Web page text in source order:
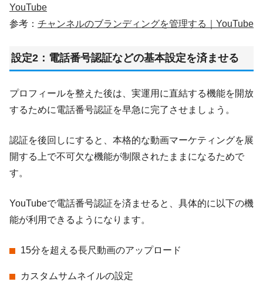
YouTube
参考： チャンネルのブランディングを管理する｜YouTube
設定2：電話番号認証などの基本設定を済ませる
プロフィールを整えた後は、実運用に直結する機能を開放
するために電話番号認証を早急に完了させましょう。
認証を後回しにすると、本格的な動画マーケティングを展
開する上で不可欠な機能が制限されたままになるためで
す。
YouTubeで電話番号認証を済ませると、具体的に以下の機
能が利用できるようになります。
15分を超える長尺動画のアップロード
カスタムサムネイルの設定